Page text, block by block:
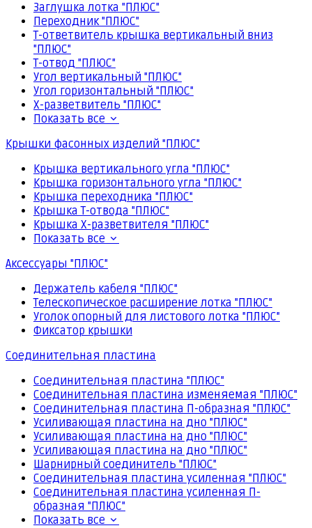
Заглушка лотка "ПЛЮС"
Переходник "ПЛЮС"
Т-ответвитель крышка вертикальный вниз
"ПЛЮС"
Т-отвод "ПЛЮС"
Угол вертикальный "ПЛЮС"
Угол горизонтальный "ПЛЮС"
Х-разветвитель "ПЛЮС"
Показать все
Крышки фасонных изделий "ПЛЮС"
Крышка вертикального угла "ПЛЮС"
Крышка горизонтального угла "ПЛЮС"
Крышка переходника "ПЛЮС"
Крышка Т-отвода "ПЛЮС"
Крышка Х-разветвителя "ПЛЮС"
Показать все
Аксессуары "ПЛЮС"
Держатель кабеля "ПЛЮС"
Телескопическое расширение лотка "ПЛЮС"
Уголок опорный для листового лотка "ПЛЮС"
Фиксатор крышки
Соединительная пластина
Соединительная пластина "ПЛЮС"
Соединительная пластина изменяемая "ПЛЮС"
Соединительная пластина П-образная "ПЛЮС"
Усиливающая пластина на дно "ПЛЮС"
Усиливающая пластина на дно "ПЛЮС"
Усиливающая пластина на дно "ПЛЮС"
Шарнирный соединитель "ПЛЮС"
Соединительная пластина усиленная "ПЛЮС"
Соединительная пластина усиленная П-
образная "ПЛЮС"
Показать все